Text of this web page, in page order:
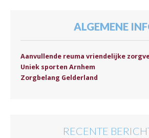
ALGEMENE
Aanvullende reuma vriendelijke
Uniek sporten Arnhem
Zorgbelang Gelderland
RECENTE